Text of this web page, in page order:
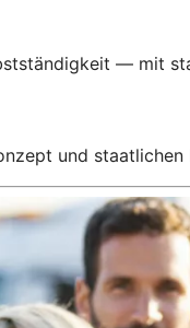
— mit
und